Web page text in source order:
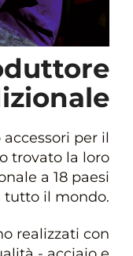
per il
trovato la loro
a 18 paesi
tutto il mondo.
realizzati con